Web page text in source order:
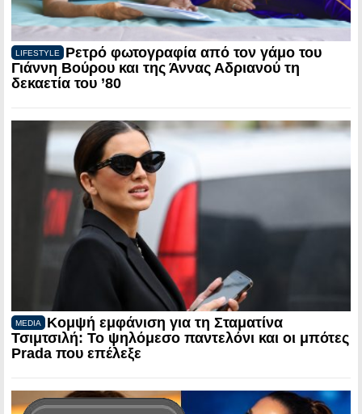
LIFESTYLE
Ρετρό φωτογραφία από τον γάμο του
Γιάννη Βούρου και της Άννας Αδριανού τη
δεκαετία του ’80
MEDIA
Κομψή εμφάνιση για τη Σταματίνα
Τσιμτσιλή: Το ψηλόμεσο παντελόνι και οι μπότες
Prada που επέλεξε